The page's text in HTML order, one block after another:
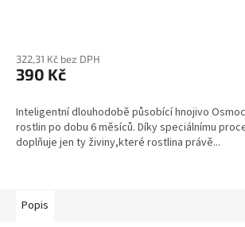
322,31 Kč bez DPH
390 Kč
Inteligentní dlouhodobě působící hnojivo
rostlin po dobu 6 měsíců. Díky speciálnímu
doplňuje jen ty živiny,které rostlina právě...
Popis